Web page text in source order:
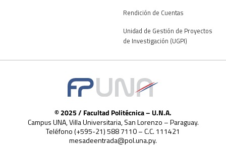
Rendición de Cuentas
Unidad de Gestión de Proyectos
de Investigación (UGPI)
© 2025 / Facultad Politécnica – U.N.A.
Campus UNA, Villa Universitaria, San Lorenzo – Paraguay.
Teléfono (+595-21) 588 7110 – C.C. 111421
mesadeentrada@pol.una.py.